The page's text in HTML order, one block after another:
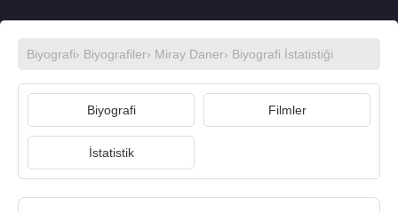
Biyografi› Biyografiler› Miray Daner› Biyografi İstatistiği
Biyografi Filmler
İstatistik